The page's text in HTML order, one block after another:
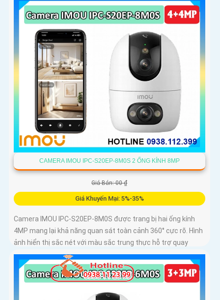
CAMERA IMOU IPC-S20EP-8M0S 2 ỐNG KÍNH 8MP
Giá Bán: 00 ₫
Giá Khuyến Mại: 5%-35%
Camera IMOU IPC-S20EP-8M0S được trang bị hai ống kính
4MP mang lại khả năng quan sát toàn cảnh 360° cực rõ. Hình
ảnh hiển thị sắc nét với màu sắc trung thực hỗ trợ quay
ngang 355° và dọc 90°